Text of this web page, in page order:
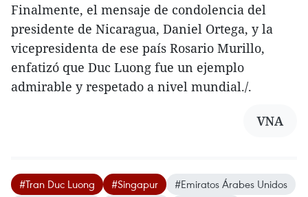
Finalmente, el mensaje de condolencia del
presidente de Nicaragua, Daniel Ortega, y la
vicepresidenta de ese país Rosario Murillo,
enfatizó que Duc Luong fue un ejemplo
admirable y respetado a nivel mundial./.
VNA
#Tran Duc Luong #Singapur #Emiratos Árabes Unidos